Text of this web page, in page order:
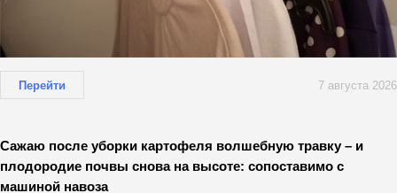
Перейти 7 августа 2026
Сажаю после уборки картофеля волшебную травку – и
плодородие почвы снова на высоте: сопоставимо с
машиной навоза